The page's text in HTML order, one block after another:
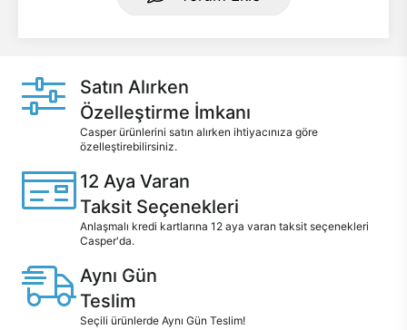
Satın Alırken
Özelleştirme İmkanı
Casper ürünlerini satın alırken ihtiyacınıza göre
özelleştirebilirsiniz.
12 Aya Varan
Taksit Seçenekleri
Anlaşmalı kredi kartlarına 12 aya varan taksit seçenekleri
Casper'da.
Aynı Gün
Teslim
Seçili ürünlerde Aynı Gün Teslim!